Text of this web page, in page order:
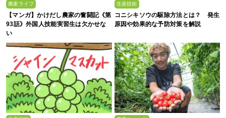
農家ライフ
【マンガ】かけだし農家の奮闘記《第
93話》外国人技能実習生は欠かせな
い
生産技術
コニシキソウの駆除方法とは？ 発生
原因や効果的な予防対策を解説